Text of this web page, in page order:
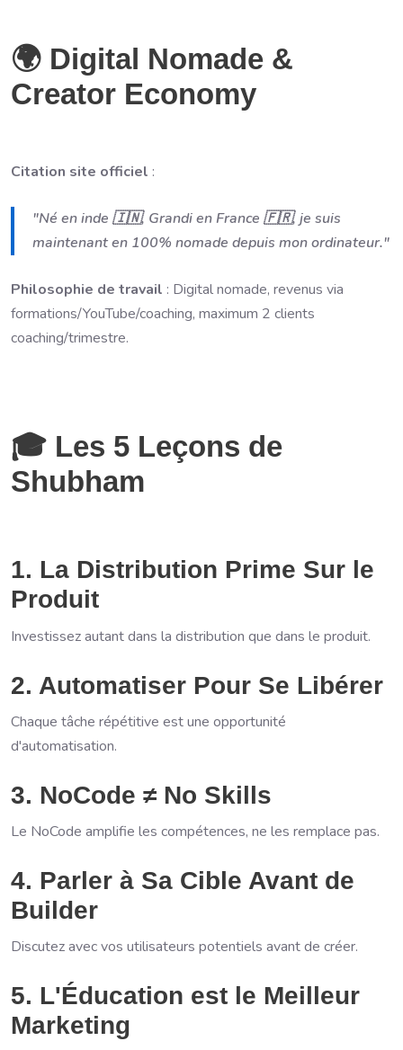
🌍 Digital Nomade &
Creator Economy
Citation site officiel :
"Né en inde 🇮🇳, Grandi en France 🇫🇷, je suis
maintenant en 100% nomade depuis mon ordinateur."
Philosophie de travail : Digital nomade, revenus via
formations/YouTube/coaching, maximum 2 clients
coaching/trimestre.
🎓 Les 5 Leçons de
Shubham
1. La Distribution Prime Sur le
Produit
Investissez autant dans la distribution que dans le produit.
2. Automatiser Pour Se Libérer
Chaque tâche répétitive est une opportunité
d'automatisation.
3. NoCode ≠ No Skills
Le NoCode amplifie les compétences, ne les remplace pas.
4. Parler à Sa Cible Avant de
Builder
Discutez avec vos utilisateurs potentiels avant de créer.
5. L'Éducation est le Meilleur
Marketing